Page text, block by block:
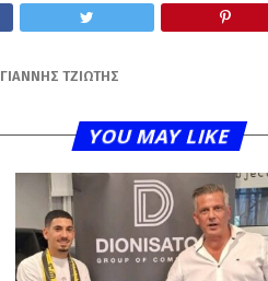
ΓΙΆΝΝΗΣ ΤΖΙΏΤΗΣ
YOU MAY LIKE